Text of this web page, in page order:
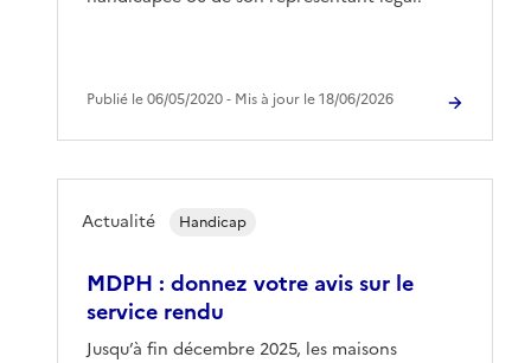
Publié le 06/05/2020 ‐ Mis à jour le 18/06/2026
MDPH : donnez votre avis sur le
service rendu
Jusqu’à fin décembre 2025, les maisons
Actualité Handicap